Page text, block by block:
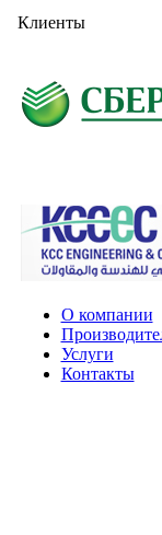
Клиенты
О компании
Услуги
Контакты